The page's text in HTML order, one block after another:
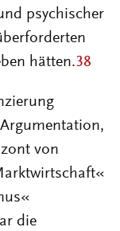
psychischer
hätten.38
von
die